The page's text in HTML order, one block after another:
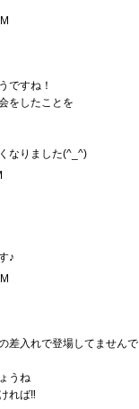
ですね！
をしたことを
なりました(^_^)
♪
差入れで登場してませんで
うね
れば‼︎